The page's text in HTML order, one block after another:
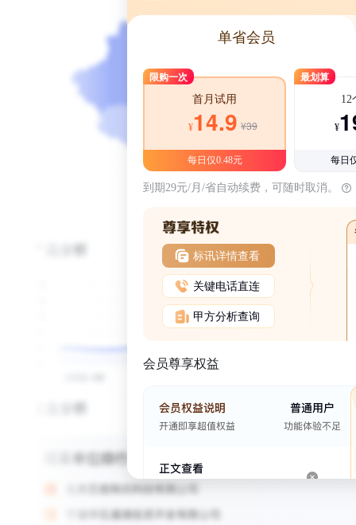
单省会员
限购一次
首月试用
¥14.9 ¥39
每日仅0.48元
最划算
12
¥
每日
到期29元/月/省自动续费，可随时取消。
标讯详情查看
关键电话直连
甲方分析查询
会员尊享权益